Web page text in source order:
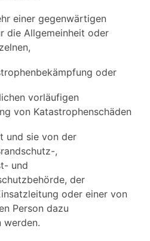
einer gegenwärtigen
die Allgemeinheit oder
oder
vorläufigen
von Katastrophenschäden
und sie von der
,
und
der
oder einer von
Person dazu
werden.